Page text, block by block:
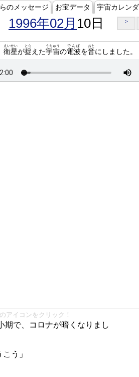
のメッセージ お宝データ 宇宙カレン
1996年02月 10日 >
衛星
えいせい
が捉
とら
えた宇宙
うちゅう
の電波
でんぱ
を音
おと
にしました。
アイコンをクリック！
期で、コロナが暗くなりまし
こう」